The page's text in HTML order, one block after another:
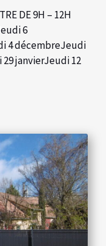
DE 9H – 12H
6
4 décembreJeudi
janvierJeudi 12